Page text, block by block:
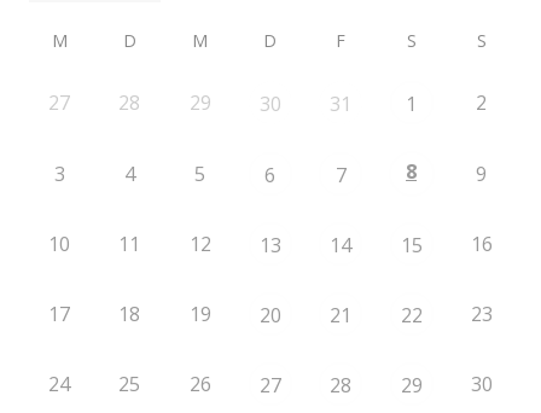
M D M D F S S
27 28 29 30 31 1 2
3 4 5 6 7 8 9
10 11 12 13 14 15 16
17 18 19 20 21 22 23
24 25 26 27 28 29 30